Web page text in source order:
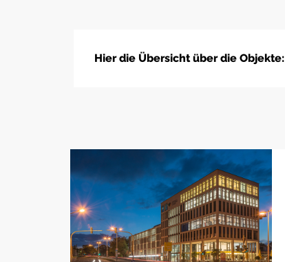
Hier die Übersicht über die Objekte: